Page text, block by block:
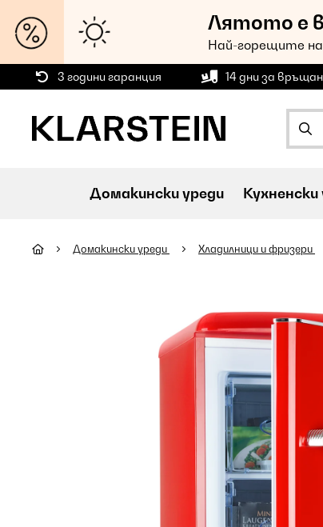
Лятото е в
Най-горещите
3 години гаранция 14 дни за
Домакински уреди Кухненски
Домакински уреди Хладилници и фризери